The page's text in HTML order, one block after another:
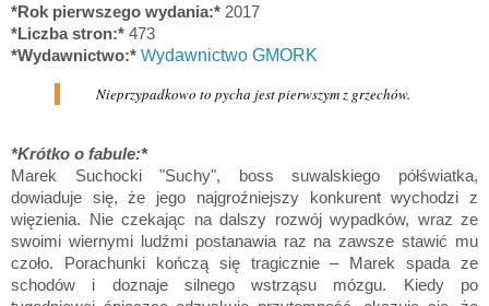
*Rok pierwszego wydania:* 2017
*Liczba stron:* 473
*Wydawnictwo:* Wydawnictwo GMORK
Nieprzypadkowo to pycha jest pierwszym z grzechów.
*Krótko o fabule:*
Marek Suchocki "Suchy", boss suwalskiego półświatka,
dowiaduje się, że jego najgroźniejszy konkurent wychodzi z
więzienia. Nie czekając na dalszy rozwój wypadków, wraz ze
swoimi wiernymi ludźmi postanawia raz na zawsze stawić mu
czoło. Porachunki kończą się tragicznie – Marek spada ze
schodów i doznaje silnego wstrząsu mózgu. Kiedy po